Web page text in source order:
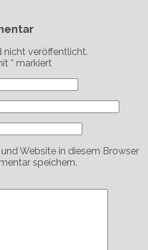
nicht veröffentlicht.
* markiert
Website in diesem Browser
speichern.